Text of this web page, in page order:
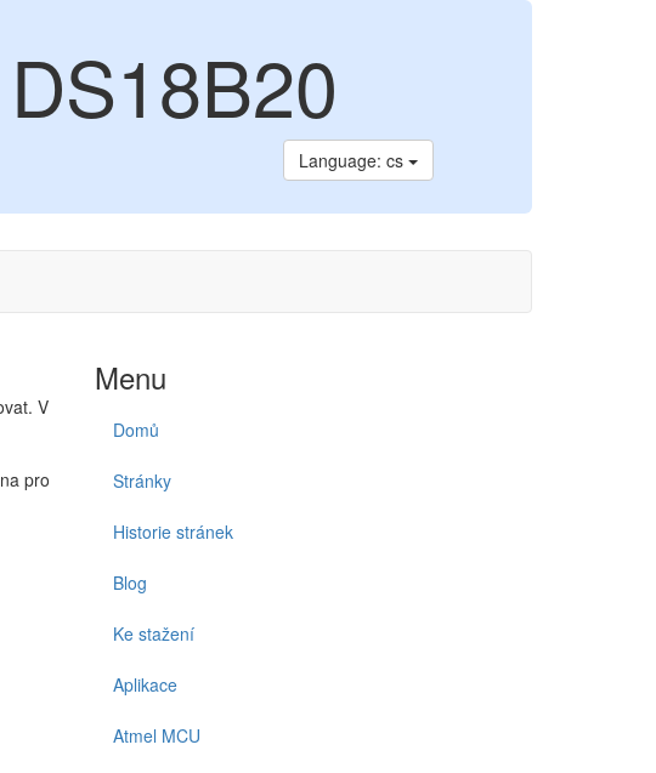
Language: cs
V
pro
Menu
Domů
Stránky
Historie stránek
Blog
Ke stažení
Aplikace
Atmel MCU